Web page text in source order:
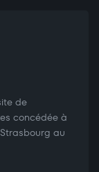
de
concédée à
au